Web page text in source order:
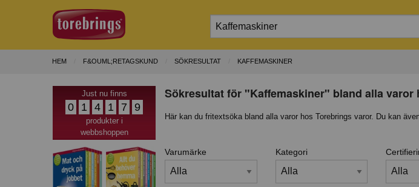
HEM F&OUML;RETAGSKUND SÖKRESULTAT KAFFEMASKINER
Just nu finns
0 1 4 1 7 9
produkter i
webbshoppen
Sökresultat för "Kaffemaskiner" bland alla varor
Här kan du fritextsöka bland alla varor hos Torebrings varor. Du kan
Varumärke Kategori